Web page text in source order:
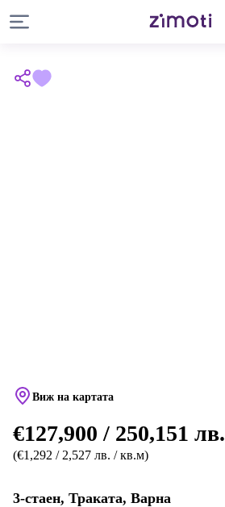
Виж на картата
€127,900 / 250,151 лв.
(€1,292 / 2,527 лв. / кв.м)
3-стаен, Траката, Варна